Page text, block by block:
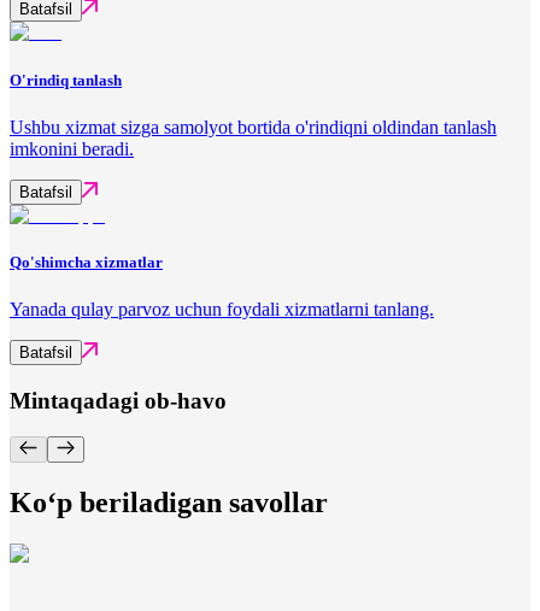
Batafsil
O'rindiq tanlash
Ushbu xizmat sizga samolyot bortida o'rindiqni oldindan tanlash
imkonini beradi.
Batafsil
Qo'shimcha xizmatlar
Yanada qulay parvoz uchun foydali xizmatlarni tanlang.
Batafsil
Mintaqadagi ob-havo
Ko‘p beriladigan savollar